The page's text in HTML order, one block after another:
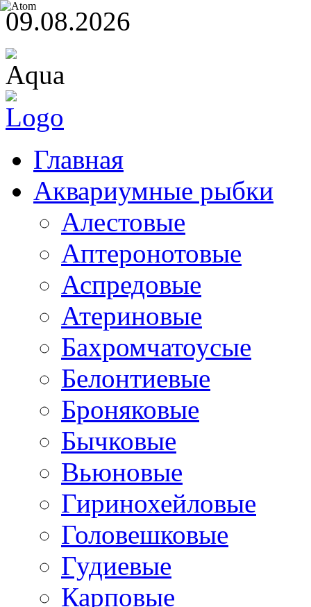
09.08.2026
Главная
Аквариумные рыбки
Алестовые
Аптеронотовые
Аспредовые
Атериновые
Бахромчатоусые
Белонтиевые
Броняковые
Бычковые
Вьюновые
Гиринохейловые
Головешковые
Гудиевые
Карповые